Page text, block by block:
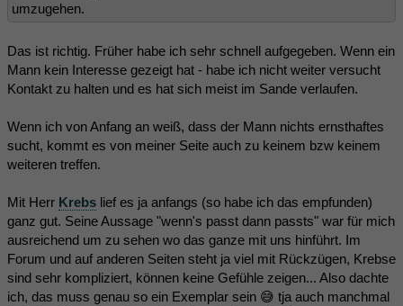
umzugehen.
Das ist richtig. Früher habe ich sehr schnell aufgegeben. Wenn ein
Mann kein Interesse gezeigt hat - habe ich nicht weiter versucht
Kontakt zu halten und es hat sich meist im Sande verlaufen.
Wenn ich von Anfang an weiß, dass der Mann nichts ernsthaftes
sucht, kommt es von meiner Seite auch zu keinem bzw keinem
weiteren treffen.
Mit Herr Krebs lief es ja anfangs (so habe ich das empfunden)
ganz gut. Seine Aussage "wenn's passt dann passts" war für mich
ausreichend um zu sehen wo das ganze mit uns hinführt. Im
Forum und auf anderen Seiten steht ja viel mit Rückzügen, Krebse
sind sehr kompliziert, können keine Gefühle zeigen... Also dachte
ich, das muss genau so ein Exemplar sein 😅 tja auch manchmal